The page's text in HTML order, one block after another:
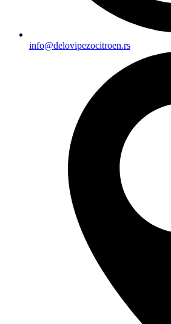
info@delovipezocitroen.rs